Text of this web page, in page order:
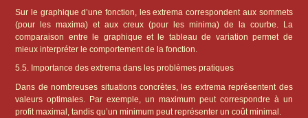
Sur le graphique d’une fonction, les extrema correspondent aux sommets
(pour les maxima) et aux creux (pour les minima) de la courbe. La
comparaison entre le graphique et le tableau de variation permet de
mieux interpréter le comportement de la fonction.
5.5. Importance des extrema dans les problèmes pratiques
Dans de nombreuses situations concrètes, les extrema représentent des
valeurs optimales. Par exemple, un maximum peut correspondre à un
profit maximal, tandis qu’un minimum peut représenter un coût minimal.